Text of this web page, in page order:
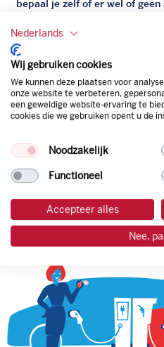
bepaal je zelf of er wel of
Bovendien profiteer je altijd
korting. Mocht de pompprijs
natuurlijk de prijs aan de
van de laagste prijs.
Nederlands
Wij gebruiken cookies
We kunnen deze plaatsen voor
onze website te verbeteren,
een geweldige website-ervaring te
cookies die we gebruiken opent u de
Noodzakelijk
Functioneel
Accepteer alles
Nee,